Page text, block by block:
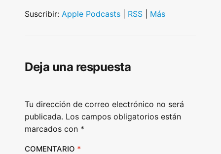
i
a
r
Suscribir: Apple Podcasts RSS Más
Deja una respuesta
Tu dirección de correo electrónico no será
publicada. Los campos obligatorios están
marcados con *
COMENTARIO *